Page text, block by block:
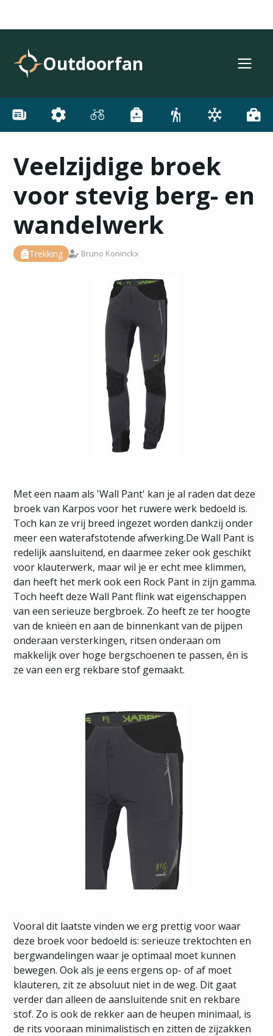
Outdoorfan
Veelzijdige broek
voor stevig berg- en
wandelwerk
Trekking Bruno Koninckx
Met een naam als 'Wall Pant' kan je al raden dat deze
broek van Karpos voor het ruwere werk bedoeld is.
Toch kan ze vrij breed ingezet worden dankzij onder
meer een waterafstotende afwerking.De Wall Pant is
redelijk aansluitend, en daarmee zeker ook geschikt
voor klauterwerk, maar wil je er echt mee klimmen,
dan heeft het merk ook een Rock Pant in zijn gamma.
Toch heeft deze Wall Pant flink wat eigenschappen
van een serieuze bergbroek. Zo heeft ze ter hoogte
van de knieën en aan de binnenkant van de pijpen
onderaan versterkingen, ritsen onderaan om
makkelijk over hoge bergschoenen te passen, én is
ze van een erg rekbare stof gemaakt.
Vooral dit laatste vinden we erg prettig voor waar
deze broek voor bedoeld is: serieuze trektochten en
bergwandelingen waar je optimaal moet kunnen
bewegen. Ook als je eens ergens op- of af moet
klauteren, zit ze absoluut niet in de weg. Dit gaat
verder dan alleen de aansluitende snit en rekbare
stof. Zo is ook de rekker aan de heupen minimaal, is
de rits vooraan minimalistisch en zitten de zijzakken